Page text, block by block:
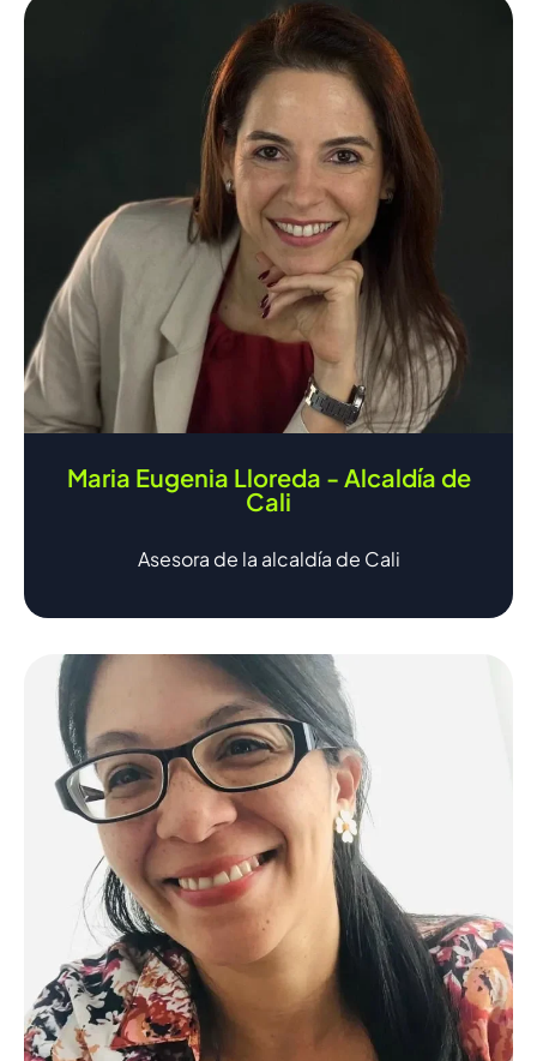
Maria Eugenia Lloreda - Alcaldía de
Cali
Asesora de la alcaldía de Cali